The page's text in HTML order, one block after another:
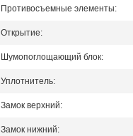
Противосъемные элементы:
Открытие:
Шумопоглощающий блок:
Уплотнитель:
Замок верхний:
Замок нижний: